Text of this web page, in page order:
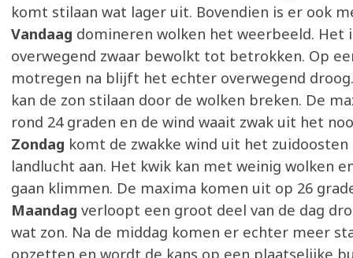
komt stilaan wat lager uit. Bovendien is er ook
Vandaag domineren wolken het weerbeeld. Het
overwegend zwaar bewolkt tot betrokken. Op
motregen na blijft het echter overwegend
kan de zon stilaan door de wolken breken. De
rond 24 graden en de wind waait zwak uit het
Zondag komt de zwakke wind uit het
landlucht aan. Het kwik kan met weinig wolken
gaan klimmen. De maxima komen uit op 26
Maandag verloopt een groot deel van de dag
wat zon. Na de middag komen er echter meer
opzetten en wordt de kans op een plaatselijke